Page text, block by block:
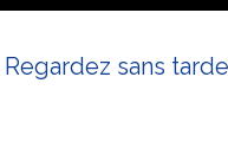
sans